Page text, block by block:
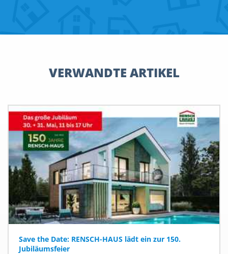
VERWANDTE ARTIKEL
Save the Date: RENSCH-HAUS lädt ein zur 150.
Jubiläumsfeier